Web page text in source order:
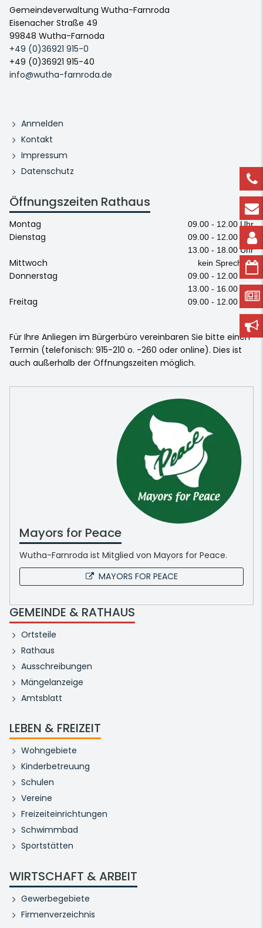
Gemeindeverwaltung Wutha-Farnroda
Eisenacher Straße 49
99848 Wutha-Farnoda
+49 (0)36921 915-0
+49 (0)36921 915-40
info@wutha-farnroda.de
Anmelden
Kontakt
Impressum
Datenschutz
Öffnungszeiten Rathaus
Montag 09.00 - 12.00 Uhr
Dienstag
09.00 - 12.00 Uhr
13.00 - 18.00 Uhr
Mittwoch kein Sprechtag
Donnerstag
09.00 - 12.00 Uhr
13.00 - 16.00 Uhr
Freitag 09.00 - 12.00 Uhr
Für Ihre Anliegen im Bürgerbüro vereinbaren Sie bitte einen
Termin (telefonisch: 915-210 o. -260 oder online). Dies ist
auch außerhalb der Öffnungszeiten möglich.
Mayors for Peace
Wutha-Farnroda ist Mitglied von Mayors for Peace.
MAYORS FOR PEACE
GEMEINDE & RATHAUS
Ortsteile
Rathaus
Ausschreibungen
Mängelanzeige
Amtsblatt
LEBEN & FREIZEIT
Wohngebiete
Kinderbetreuung
Schulen
Vereine
Freizeiteinrichtungen
Schwimmbad
Sportstätten
WIRTSCHAFT & ARBEIT
Gewerbegebiete
Firmenverzeichnis